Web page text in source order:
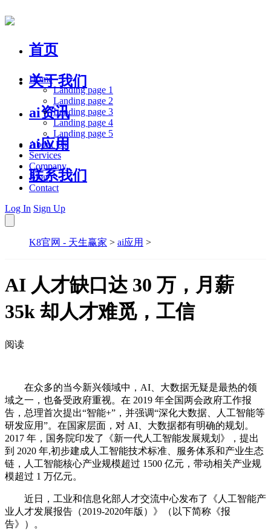
首页
关于我们
ai资讯
ai应用
联系我们
Home
Landing page 1
Landing page 2
Landing page 3
Landing page 4
Landing page 5
About Us
Services
Company
Blog
Contact
Log In Sign Up
K8官网 - 天生赢家 > ai应用 >
AI 人才缺口达 30 万，月薪
35k 却人才难觅，工信
阅读
在众多的当今新兴领域中，AI、大数据无疑是最热的领
域之一，也备受政府重视。在 2019 年全国两会政府工作报
告，总理首次提出“智能+”，并强调“深化大数据、人工智能等
研发应用”。在国家层面，对 AI、大数据都有明确的规划。
2017 年，国务院印发了《新一代人工智能发展规划》，提出
到 2020 年,初步建成人工智能技术标准、服务体系和产业生态
链，人工智能核心产业规模超过 1500 亿元，带动相关产业规
模超过 1 万亿元。
近日，工业和信息化部人才交流中心发布了《人工智能产
业人才发展报告（2019-2020年版）》（以下简称《报
告》）。